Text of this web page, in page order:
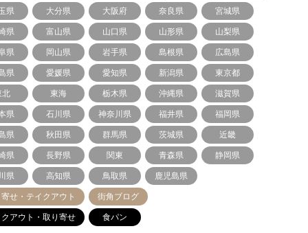
県 大分県 大阪府 奈良県 宮城県
県 富山県 山口県 山形県 山梨県
県 岡山県 岩手県 島根県 広島県
県 愛媛県 愛知県 新潟県 東京都
北 東海 栃木県 沖縄県 滋賀県
県 石川県 神奈川県 福井県 福岡県
県 秋田県 群馬県 茨城県 近畿
県 長野県 関東 青森県 静岡県
県 高知県 鳥取県 鹿児島県
せ・テイクアウト 街角ブログ
アウト・取り寄せ 食パン